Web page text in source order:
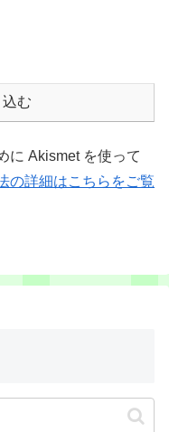
む
に Akismet を使って
の詳細はこちらをご覧